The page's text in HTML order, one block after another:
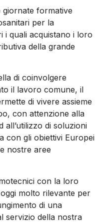
formative
per la
i quali acquistano i loro
della grande
di coinvolgere
il lavoro comune, il
di vivere assieme
con attenzione alla
all’utilizzo di soluzioni
con gli obiettivi Europei
nostre aree
con la loro
molto rilevante per
di una
servizio della nostra